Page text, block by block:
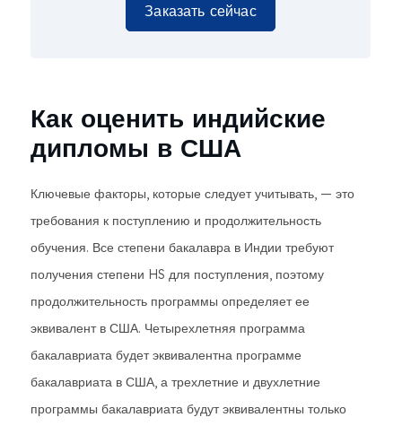
Заказать сейчас
Как оценить индийские
дипломы в США
Ключевые факторы, которые следует учитывать, — это
требования к поступлению и продолжительность
обучения. Все степени бакалавра в Индии требуют
получения степени HS для поступления, поэтому
продолжительность программы определяет ее
эквивалент в США. Четырехлетняя программа
бакалавриата будет эквивалентна программе
бакалавриата в США, а трехлетние и двухлетние
программы бакалавриата будут эквивалентны только